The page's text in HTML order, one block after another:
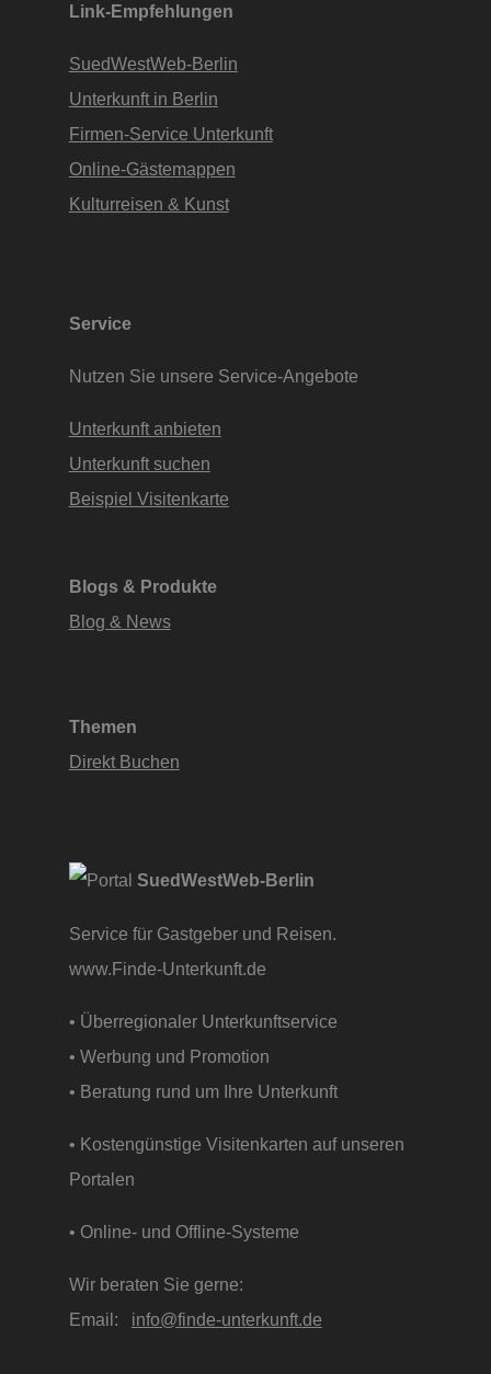
Link-Empfehlungen
SuedWestWeb-Berlin
Unterkunft in Berlin
Firmen-Service Unterkunft
Online-Gästemappen
Kulturreisen & Kunst
Service
Nutzen Sie unsere Service-Angebote
Unterkunft anbieten
Unterkunft suchen
Beispiel Visitenkarte
Blogs & Produkte
Blog & News
Themen
Direkt Buchen
SuedWestWeb-Berlin
Service für Gastgeber und Reisen.
www.Finde-Unterkunft.de
• Überregionaler Unterkunftservice
• Werbung und Promotion
• Beratung rund um Ihre Unterkunft
• Kostengünstige Visitenkarten auf unseren
Portalen
• Online- und Offline-Systeme
Wir beraten Sie gerne:
Email: info@finde-unterkunft.de